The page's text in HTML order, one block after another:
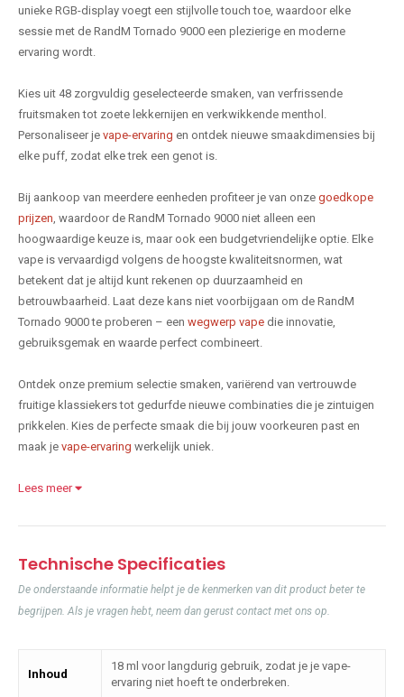
unieke RGB-display voegt een stijlvolle touch toe, waardoor elke
sessie met de RandM Tornado 9000 een plezierige en moderne
ervaring wordt.
Kies uit 48 zorgvuldig geselecteerde smaken, van verfrissende
fruitsmaken tot zoete lekkernijen en verkwikkende menthol.
Personaliseer je vape-ervaring en ontdek nieuwe smaakdimensies bij
elke puff, zodat elke trek een genot is.
Bij aankoop van meerdere eenheden profiteer je van onze goedkope
prijzen , waardoor de RandM Tornado 9000 niet alleen een
hoogwaardige keuze is, maar ook een budgetvriendelijke optie. Elke
vape is vervaardigd volgens de hoogste kwaliteitsnormen, wat
betekent dat je altijd kunt rekenen op duurzaamheid en
betrouwbaarheid. Laat deze kans niet voorbijgaan om de RandM
Tornado 9000 te proberen – een wegwerp vape die innovatie,
gebruiksgemak en waarde perfect combineert.
Ontdek onze premium selectie smaken, variërend van vertrouwde
fruitige klassiekers tot gedurfde nieuwe combinaties die je zintuigen
prikkelen. Kies de perfecte smaak die bij jouw voorkeuren past en
maak je vape-ervaring werkelijk uniek.
Lees meer
Technische Specificaties
De onderstaande informatie helpt je de kenmerken van dit product beter te
begrijpen. Als je vragen hebt, neem dan gerust contact met ons op.
Inhoud
18 ml voor langdurig gebruik, zodat je je vape-
ervaring niet hoeft te onderbreken.